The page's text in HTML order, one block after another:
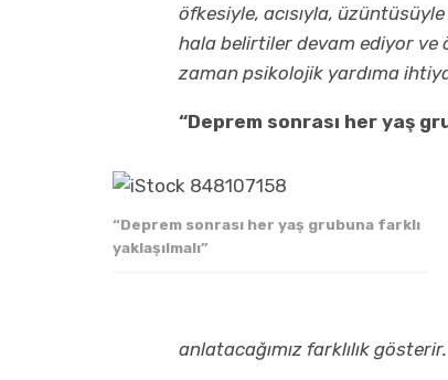
öfkesiyle, acısıyla,
hala belirtiler devam ediyor ve
zaman psikolojik yardıma
“Deprem sonrası her yaş
“Deprem sonrası her yaş grubuna farklı
yaklaşılmalı”
anlatacağımız farklılık gösterir.